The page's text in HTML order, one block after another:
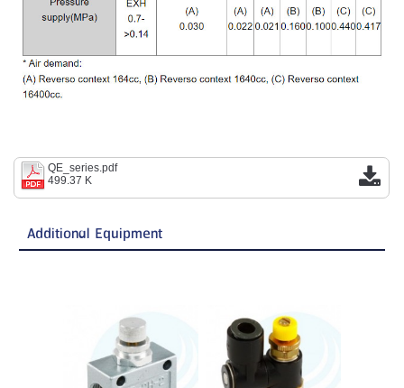
QE_series.pdf
499.37 K
Additional Equipment